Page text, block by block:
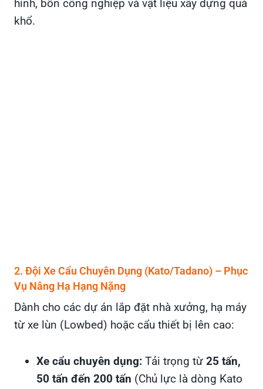
hình, bồn công nghiệp và vật liệu xây dựng quá
khổ.
2. Đội Xe Cẩu Chuyên Dụng (Kato/Tadano) – Phục
Vụ Nâng Hạ Hạng Nặng
Dành cho các dự án lắp đặt nhà xưởng, hạ máy
từ xe lùn (Lowbed) hoặc cẩu thiết bị lên cao:
Xe cẩu chuyên dụng: Tải trọng từ 25 tấn,
50 tấn đến 200 tấn (Chủ lực là dòng Kato